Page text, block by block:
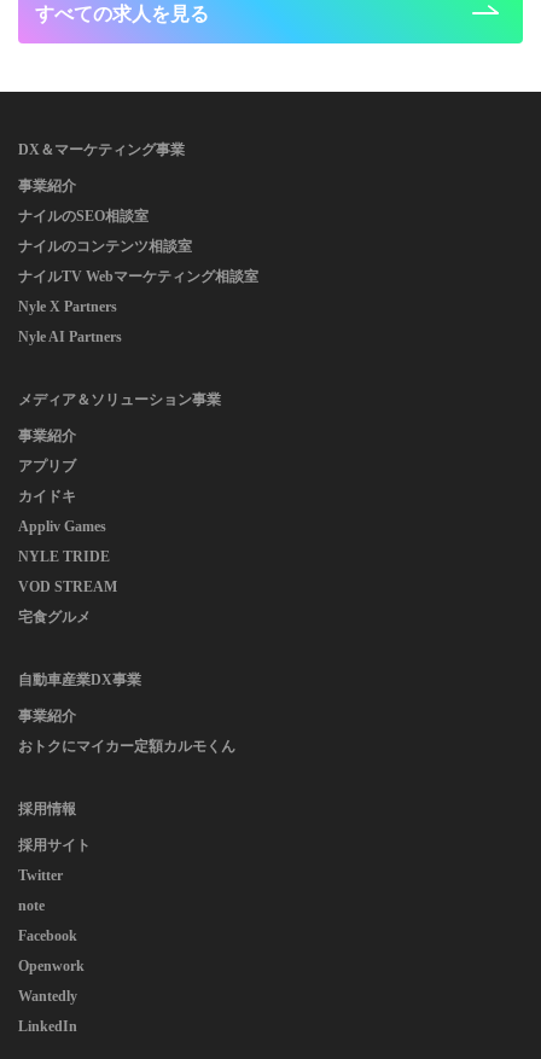
すべての求人を見る
DX＆マーケティング事業
事業紹介
ナイルのSEO相談室
ナイルのコンテンツ相談室
ナイルTV Webマーケティング相談室
Nyle X Partners
Nyle AI Partners
メディア＆ソリューション事業
事業紹介
アプリブ
カイドキ
Appliv Games
NYLE TRIDE
VOD STREAM
宅食グルメ
自動車産業DX事業
事業紹介
おトクにマイカー定額カルモくん
採用情報
採用サイト
Twitter
note
Facebook
Openwork
Wantedly
LinkedIn